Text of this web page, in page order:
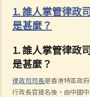
1. 誰人掌管律政
是甚麼？
1. 誰人掌管律政
是甚麼？
律政司司長是香港特區政
行政長官提名後，由中國